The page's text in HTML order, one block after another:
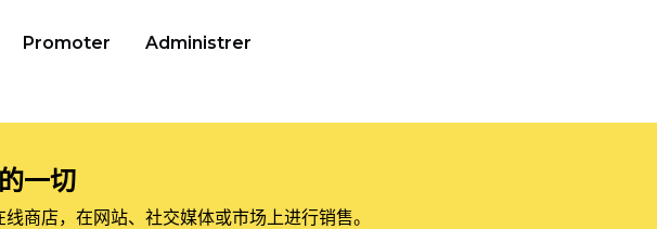
Promoter Administrer
一切
商店，在网站、社交媒体或市场上进行销售。